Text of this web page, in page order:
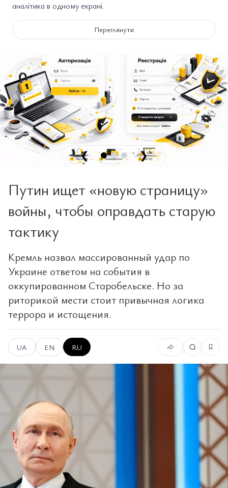
аналітика в одному екрані.
Переглянути
❮ ❯
Путин ищет «новую страницу»
войны, чтобы оправдать старую
тактику
Кремль назвал массированный удар по
Украине ответом на события в
оккупированном Старобельске. Но за
риторикой мести стоит привычная логика
террора и истощения.
UA EN RU